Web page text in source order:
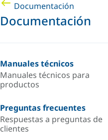
Documentación
Documentación
Manuales técnicos
Manuales técnicos para
productos
Preguntas frecuentes
Respuestas a preguntas de
clientes